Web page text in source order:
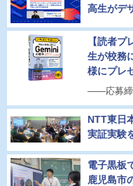
高生がデ
【読者
生が校務
様にプレ
――応募締
NTT東日
実証実験
電子黒板
鹿児島市